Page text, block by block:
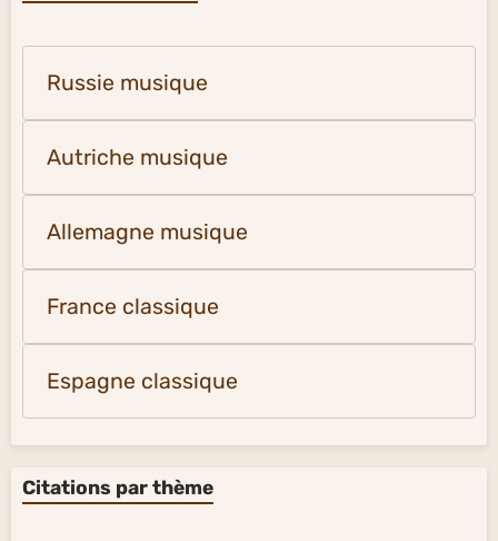
Russie musique
Autriche musique
Allemagne musique
France classique
Espagne classique
Citations par thème